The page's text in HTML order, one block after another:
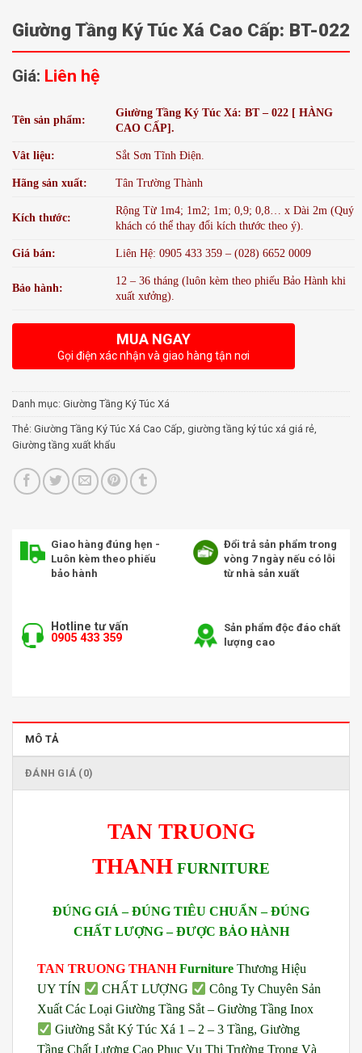
Giường Tầng Ký Túc Xá Cao Cấp: BT-022
Giá: Liên hệ
Tên sản phẩm:
Giường Tầng Ký Túc Xá: BT – 022 [ HÀNG
CAO CẤP].
Vât liệu: Sắt Sơn Tĩnh Điện.
Hãng sản xuất: Tân Trường Thành
Kích thước:
Rộng Từ 1m4; 1m2; 1m; 0,9; 0,8… x Dài 2m (Quý
khách có thể thay đổi kích thước theo ý).
Giá bán: Liên Hệ: 0905 433 359 – (028) 6652 0009
Bảo hành:
12 – 36 tháng (luôn kèm theo phiếu Bảo Hành khi
xuất xưởng).
MUA NGAY
Gọi điện xác nhận và giao hàng tận nơi
Danh mục: Giường Tầng Ký Túc Xá
Thẻ: Giường Tầng Ký Túc Xá Cao Cấp, giường tầng ký túc xá giá rẻ,
Giường tầng xuất khẩu
Giao hàng đúng hẹn -
Luôn kèm theo phiếu
bảo hành
Đổi trả sản phẩm trong
vòng 7 ngày nếu có lỗi
từ nhà sản xuất
Hotline tư vấn
0905 433 359
Sản phẩm độc đáo chất
lượng cao
MÔ TẢ
ĐÁNH GIÁ (0)
TAN TRUONG
THANH FURNITURE
ĐÚNG GIÁ – ĐÚNG TIÊU CHUẨN – ĐÚNG
CHẤT LƯỢNG – ĐƯỢC BẢO HÀNH
TAN TRUONG THANH Furniture Thương Hiệu
UY TÍN
CHẤT LƯỢNG
Công Ty Chuyên Sản
Xuất Các Loại Giường Tầng Sắt – Giường Tầng Inox
Giường Sắt Ký Túc Xá 1 – 2 – 3 Tầng, Giường
Tầng Chất Lượng Cao Phục Vụ Thị Trường Trong Và